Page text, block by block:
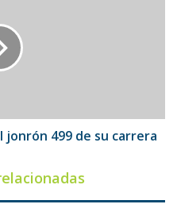
jonrón 499 de su carrera